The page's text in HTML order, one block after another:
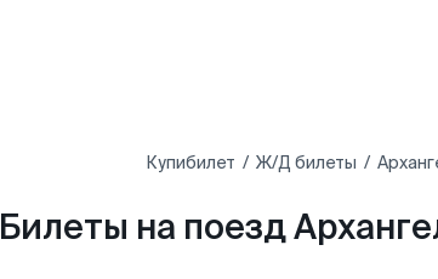
Купибилет Ж/Д билеты
Билеты на поезд